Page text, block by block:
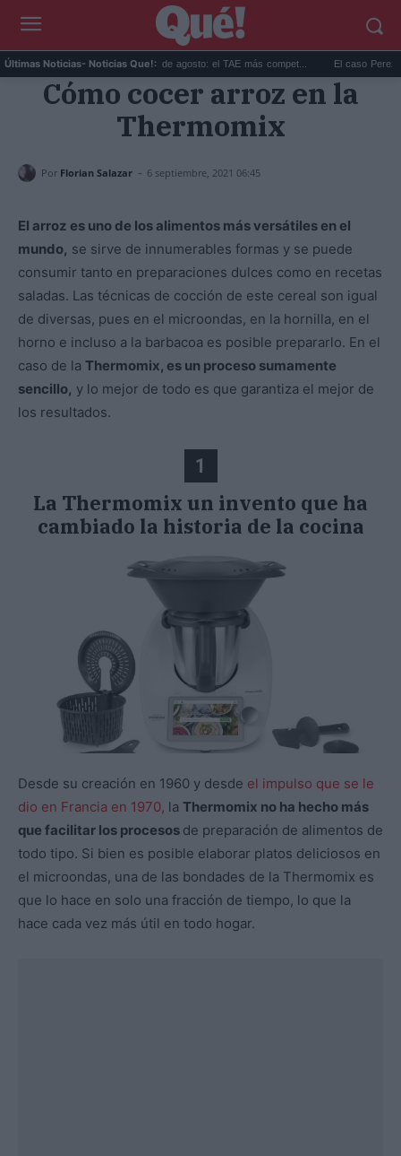
Últimas Noticias- Noticias Que!:
Las mejores hipotecas de agosto: el TAE más compet... El caso Perez
Cómo cocer arroz en la
Thermomix
Por Florian Salazar - 6 septiembre, 2021 06:45
El arroz es uno de los alimentos más versátiles en el
mundo, se sirve de innumerables formas y se puede
consumir tanto en preparaciones dulces como en recetas
saladas. Las técnicas de cocción de este cereal son igual
de diversas, pues en el microondas, en la hornilla, en el
horno e incluso a la barbacoa es posible prepararlo. En el
caso de la Thermomix, es un proceso sumamente
sencillo, y lo mejor de todo es que garantiza el mejor de
los resultados.
1
La Thermomix un invento que ha
cambiado la historia de la cocina
Desde su creación en 1960 y desde el impulso que se le
dio en Francia en 1970, la Thermomix no ha hecho más
que facilitar los procesos de preparación de alimentos de
todo tipo. Si bien es posible elaborar platos deliciosos en
el microondas, una de las bondades de la Thermomix es
que lo hace en solo una fracción de tiempo, lo que la
hace cada vez más útil en todo hogar.